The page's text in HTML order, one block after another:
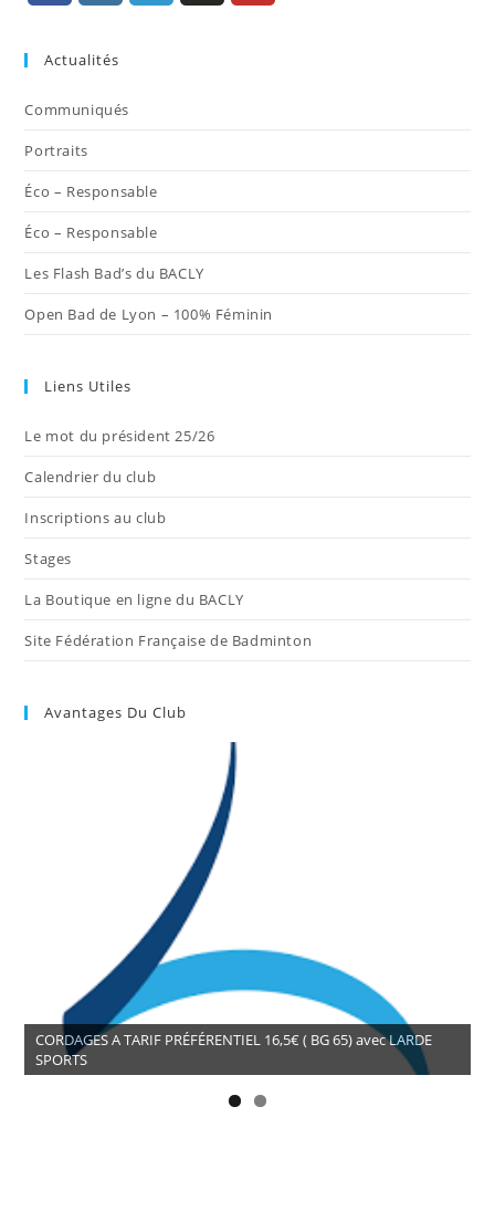
un
nouvel
nouvel
Actualités
Communiqués
Portraits
Éco – Responsable
Éco – Responsable
Les Flash Bad’s du BACLY
Open Bad de Lyon – 100% Féminin
Liens Utiles
Le mot du président 25/26
Calendrier du club
Inscriptions au club
Stages
La Boutique en ligne du BACLY
Site Fédération Française de Badminton
Avantages Du Club
CORDAGES A TARIF PRÉFÉRENTIEL 16,5€ ( BG 65) avec LARDE
SPORTS